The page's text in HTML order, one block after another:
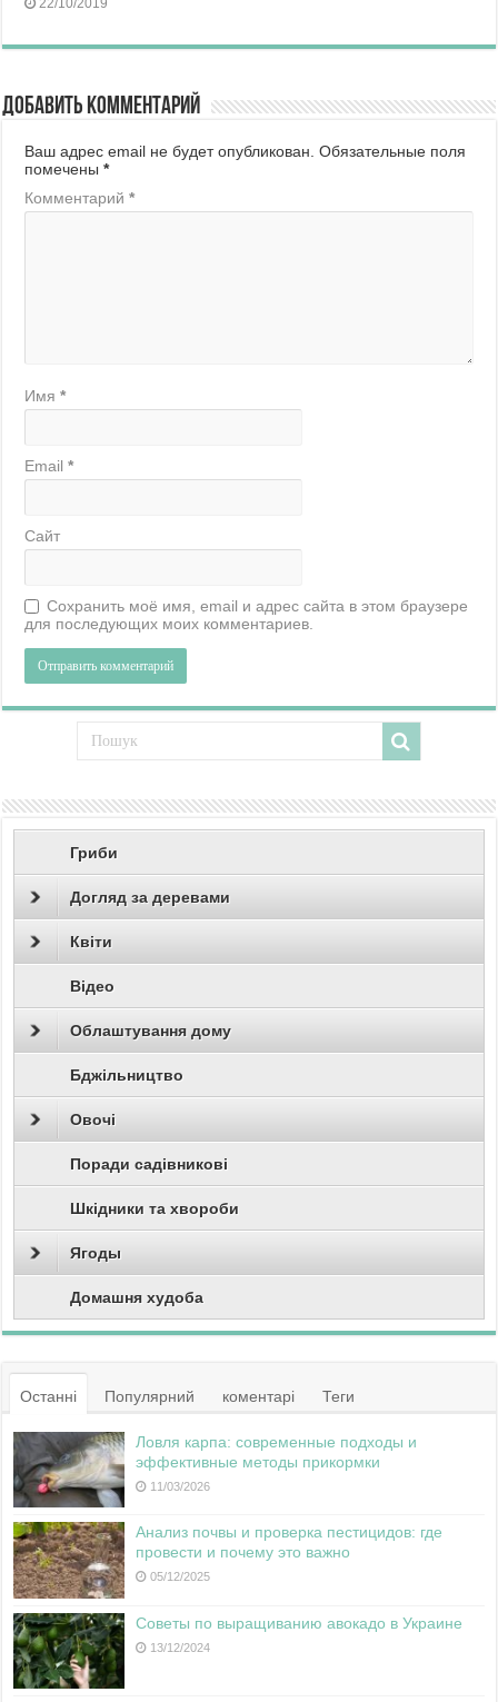
22/10/2019
Добавить комментарий
Ваш адрес email не будет опубликован. Обязательные поля
помечены*
Комментарий*
Имя*
Email*
Сайт
Сохранить моё имя, email и адрес сайта в этом браузере
для последующих моих комментариев.
Гриби
Догляд за деревами
Квіти
Відео
Облаштування дому
Бджільництво
Овочі
Поради садівникові
Шкідники та хвороби
Ягоды
Домашня худоба
Останні Популярний коментарі Теги
Ловля карпа: современные подходы и
эффективные методы прикормки
11/03/2026
Анализ почвы и проверка пестицидов: где
провести и почему это важно
05/12/2025
Советы по выращиванию авокадо в Украине
13/12/2024